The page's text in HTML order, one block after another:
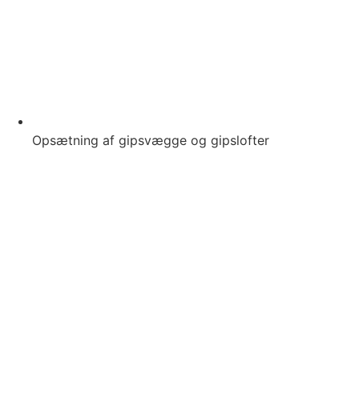
Opsætning af gipsvægge og gipslofter